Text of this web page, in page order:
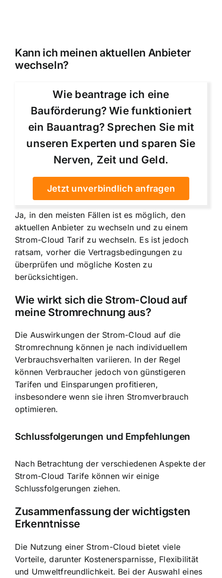
Kann ich meinen aktuellen Anbieter
wechseln?
Wie beantrage ich eine
Bauförderung? Wie funktioniert
ein Bauantrag? Sprechen Sie mit
unseren Experten und sparen Sie
Nerven, Zeit und Geld.
Jetzt unverbindlich anfragen
Ja, in den meisten Fällen ist es möglich, den
aktuellen Anbieter zu wechseln und zu einem
Strom-Cloud Tarif zu wechseln. Es ist jedoch
ratsam, vorher die Vertragsbedingungen zu
überprüfen und mögliche Kosten zu
berücksichtigen.
Wie wirkt sich die Strom-Cloud auf
meine Stromrechnung aus?
Die Auswirkungen der Strom-Cloud auf die
Stromrechnung können je nach individuellem
Verbrauchsverhalten variieren. In der Regel
können Verbraucher jedoch von günstigeren
Tarifen und Einsparungen profitieren,
insbesondere wenn sie ihren Stromverbrauch
optimieren.
Schlussfolgerungen und Empfehlungen
Nach Betrachtung der verschiedenen Aspekte der
Strom-Cloud Tarife können wir einige
Schlussfolgerungen ziehen.
Zusammenfassung der wichtigsten
Erkenntnisse
Die Nutzung einer Strom-Cloud bietet viele
Vorteile, darunter Kostenersparnisse, Flexibilität
und Umweltfreundlichkeit. Bei der Auswahl eines